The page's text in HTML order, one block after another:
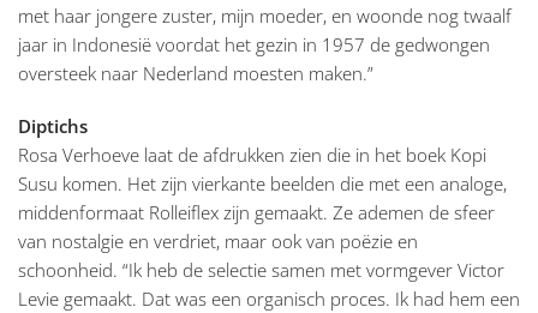
met haar jongere zuster, mijn moeder, en woonde nog twaalf
jaar in Indonesië voordat het gezin in 1957 de gedwongen
oversteek naar Nederland moesten maken.”
Diptichs
Rosa Verhoeve laat de afdrukken zien die in het boek Kopi
Susu komen. Het zijn vierkante beelden die met een analoge,
middenformaat Rolleiflex zijn gemaakt. Ze ademen de sfeer
van nostalgie en verdriet, maar ook van poëzie en
schoonheid. “Ik heb de selectie samen met vormgever Victor
Levie gemaakt. Dat was een organisch proces. Ik had hem een